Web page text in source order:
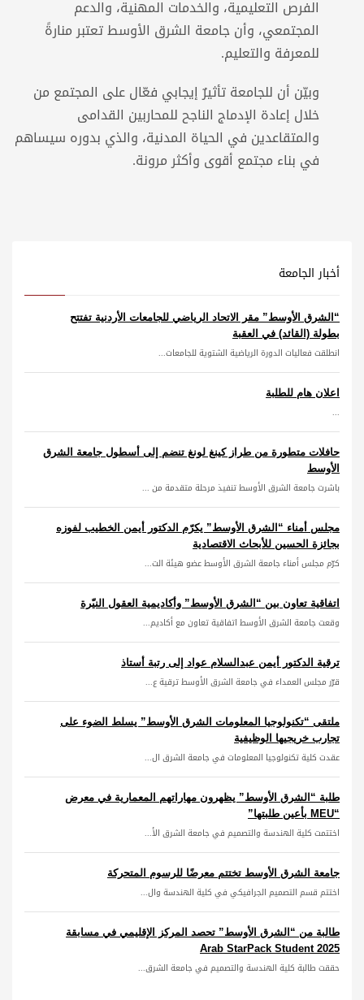
الفرص التعليمية، والخدمات المهنية، والدعم
المجتمعي، وأن جامعة الشرق الأوسط تعتبر منارةً
للمعرفة والتعليم.
وبيّن أن للجامعة تأثيرٌ إيجابي فعّال على المجتمع من
خلال إعادة الإدماج الناجح للمحاربين القدامى
والمتقاعدين في الحياة المدنية، والذي بدوره سيساهم
في بناء مجتمع أقوى وأكثر مرونة.
أخبار الجامعة
“الشرق الأوسط” مقر الاتحاد الرياضي للجامعات الأردنية تفتتح
بطولة (القائد) في العقبة
انطلقت فعاليات الدورة الرياضية الشتوية للجامعات...
اعلان هام للطلبة
...
حافلات متطورة من طراز كينغ لونغ تنضم إلى أسطول جامعة الشرق
الأوسط
باشرت جامعة الشرق الأوسط تنفيذ مرحلة متقدمة من ...
مجلس أمناء “الشرق الأوسط” يكرّم الدكتور أيمن الخطيب لفوزه
بجائزة الحسين للأبحاث الاقتصادية
كرّم مجلس أمناء جامعة الشرق الأوسط عضو هيئة الت...
اتفاقية تعاون بين “الشرق الأوسط” وأكاديمية العقول النيّرة
وقعت جامعة الشرق الأوسط اتفاقية تعاون مع أكاديم...
ترقية الدكتور أيمن عبدالسلام عواد إلى رتبة أستاذ
قرّر مجلس العمداء في جامعة الشرق الأوسط ترقية ع...
ملتقى “تكنولوجيا المعلومات الشرق الأوسط” يسلط الضوء على
تجارب خريجيها الوظيفية
عقدت كلية تكنولوجيا المعلومات في جامعة الشرق ال...
طلبة “الشرق الأوسط” يظهرون مهاراتهم المعمارية في معرض
“MEU بأعين طلبتها”
اختتمت كلية الهندسة والتصميم في جامعة الشرق الأ...
جامعة الشرق الأوسط تختتم معرضًا للرسوم المتحركة
اختتم قسم التصميم الجرافيكي في كلية الهندسة وال...
طالبة من “الشرق الأوسط” تحصد المركز الإقليمي في مسابقة
Arab StarPack Student 2025
حققت طالبة كلية الهندسة والتصميم في جامعة الشرق...